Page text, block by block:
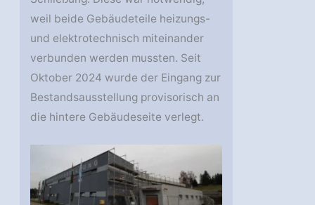
weil beide Gebäudeteile heizungs-
und elektrotechnisch miteinander
verbunden werden mussten. Seit
Oktober 2024 wurde der Eingang zur
Bestandsausstellung provisorisch an
die hintere Gebäudeseite verlegt.